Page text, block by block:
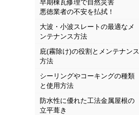
早期棟瓦修理で自然災害
悪徳業者の不安を払拭！
大波・小波スレートの最適なメ
ンテナンス方法
庇(霧除け)の役割とメンテナンス
方法
シーリングやコーキングの種類
と使用方法
防水性に優れた工法金属屋根の
立平葺き